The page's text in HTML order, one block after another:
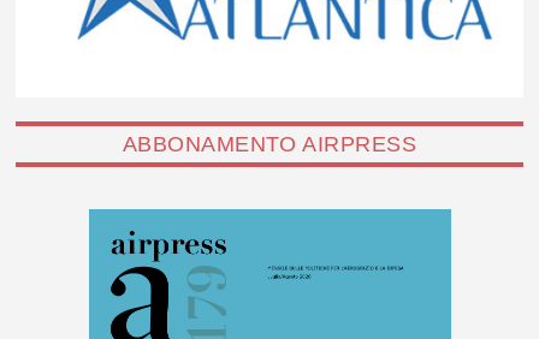
ABBONAMENTO AIRPRESS